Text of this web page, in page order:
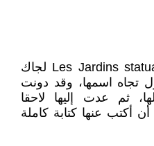
قرأت "الحدائق النحتية" Les Jardins statuaires لجاك
تجاه اسمها، وقد دونت
ثم عدت إليها لاحقا
أكتب عنها كتابة كاملة